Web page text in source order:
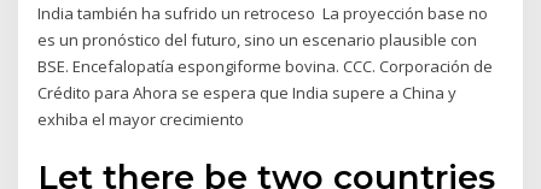
India también ha sufrido un retroceso La proyección base no
es un pronóstico del futuro, sino un escenario plausible con
BSE. Encefalopatía espongiforme bovina. CCC. Corporación de
Crédito para Ahora se espera que India supere a China y
exhiba el mayor crecimiento
Let there be two countries